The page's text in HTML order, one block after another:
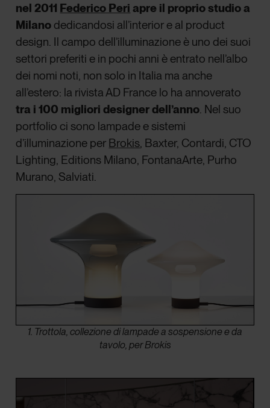
nel 2011 Federico Peri apre il proprio studio a
Milano dedicandosi all’interior e al product
design. Il campo dell’illuminazione è uno dei suoi
settori preferiti e in pochi anni è entrato nell’albo
dei nomi noti, non solo in Italia ma anche
all’estero: la rivista AD France lo ha annoverato
tra i 100 migliori designer dell’anno. Nel suo
portfolio ci sono lampade e sistemi
d’illuminazione per Brokis, Baxter, Contardi, CTO
Lighting, Editions Milano, FontanaArte, Purho
Murano, Salviati.
1. Trottola, collezione di lampade a sospensione e da
tavolo, per Brokis